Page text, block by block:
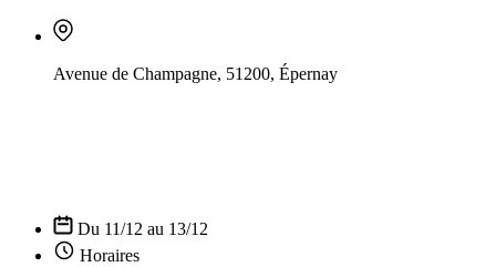
Avenue de Champagne, 51200, Épernay
Du 11/12 au 13/12
Horaires